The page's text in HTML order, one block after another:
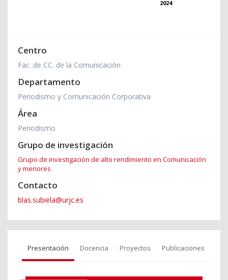
2024
Centro
Fac. de CC. de la Comunicación
Departamento
Periodismo y Comunicación Corporativa
Área
Periodismo
Grupo de investigación
Grupo de investigación de alto rendimiento en Comunicación
y menores
Contacto
blas.subiela@urjc.es
Presentación Docencia Proyectos Publicaciones